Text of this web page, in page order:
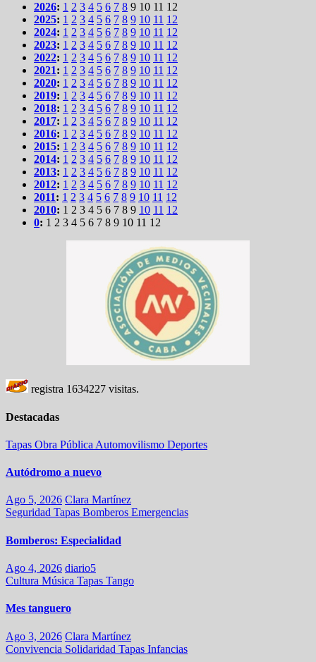
2026: 1 2 3 4 5 6 7 8 9 10 11 12
2025: 1 2 3 4 5 6 7 8 9 10 11 12
2024: 1 2 3 4 5 6 7 8 9 10 11 12
2023: 1 2 3 4 5 6 7 8 9 10 11 12
2022: 1 2 3 4 5 6 7 8 9 10 11 12
2021: 1 2 3 4 5 6 7 8 9 10 11 12
2020: 1 2 3 4 5 6 7 8 9 10 11 12
2019: 1 2 3 4 5 6 7 8 9 10 11 12
2018: 1 2 3 4 5 6 7 8 9 10 11 12
2017: 1 2 3 4 5 6 7 8 9 10 11 12
2016: 1 2 3 4 5 6 7 8 9 10 11 12
2015: 1 2 3 4 5 6 7 8 9 10 11 12
2014: 1 2 3 4 5 6 7 8 9 10 11 12
2013: 1 2 3 4 5 6 7 8 9 10 11 12
2012: 1 2 3 4 5 6 7 8 9 10 11 12
2011: 1 2 3 4 5 6 7 8 9 10 11 12
2010: 1 2 3 4 5 6 7 8 9 10 11 12
0: 1 2 3 4 5 6 7 8 9 10 11 12
registra 1634227 visitas.
Destacadas
Tapas Obra Pública Automovilismo Deportes
Autódromo a nuevo
Ago 5, 2026 Clara Martínez
Seguridad Tapas Bomberos Emergencias
Bomberos: Especialidad
Ago 4, 2026 diario5
Cultura Música Tapas Tango
Mes tanguero
Ago 3, 2026 Clara Martínez
Convivencia Solidaridad Tapas Infancias